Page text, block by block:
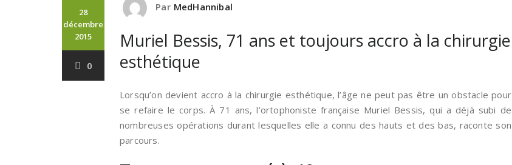
28
décembre
2015
0
Par MedHannibal
Muriel Bessis, 71 ans et toujours accro à la chirurgie
esthétique
Lorsqu’on devient accro à la chirurgie esthétique, l’âge ne peut pas être un obstacle pour
se refaire le corps. À 71 ans, l’ortophoniste française Muriel Bessis, qui a déjà subi de
nombreuses opérations durant lesquelles elle a connu des hauts et des bas, raconte son
parcours.